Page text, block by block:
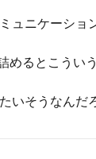
ュニケーショ
るとこうい
いそうなんだ